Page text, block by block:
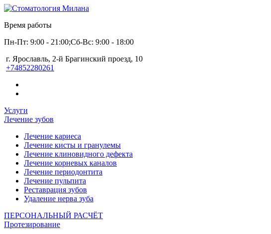
Время работы
Пн-Пт: 9:00 - 21:00;Сб-Вс: 9:00 - 18:00
г. Ярославль, 2-й Брагинский проезд, 10
+74852280261
Услуги
Лечение зубов
Лечение кариеса
Лечение кисты и гранулемы
Лечение клиновидного дефекта
Лечение корневых каналов
Лечение периодонтита
Лечение пульпита
Реставрация зубов
Удаление нерва зуба
ПЕРСОНАЛЬНЫЙ РАСЧЁТ
Протезирование